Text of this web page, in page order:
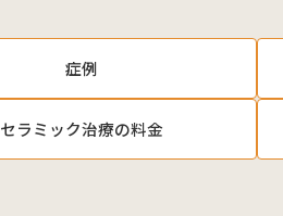
症例
セラミック治療の料金